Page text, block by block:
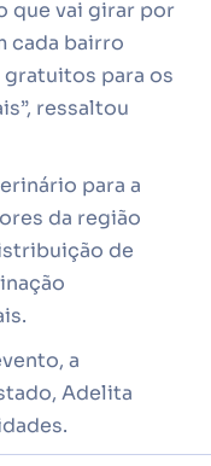
que vai girar por
cada bairro
para os
ressaltou
para a
da região
de
a
Adelita